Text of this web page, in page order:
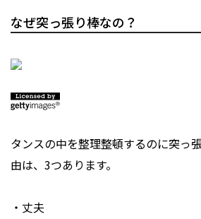
なぜ突っ張り棒なの？
タンスの中を整理整頓するのに突っ
由は、3つあります。
・丈夫